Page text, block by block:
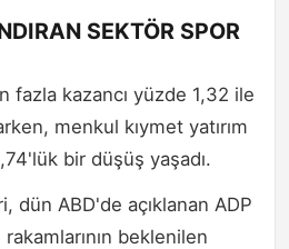
SEKTÖR SPOR
fazla kazancı yüzde 1,32 ile
menkul kıymet yatırım
bir düşüş yaşadı.
dün ABD'de açıklanan ADP
beklenilen